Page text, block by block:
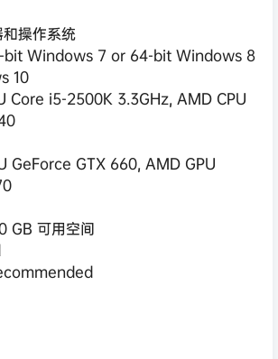
操作系统
bit Windows 7 or 64-bit Windows 8
10
Core i5-2500K 3.3GHz, AMD CPU
GeForce GTX 660, AMD GPU
GB 可用空间